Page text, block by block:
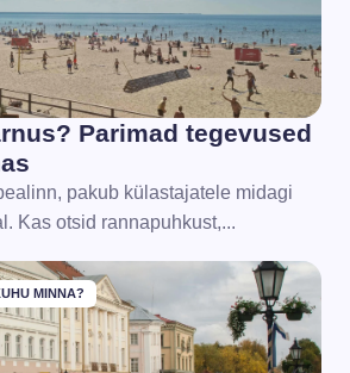
Parimad tegevused
pakub külastajatele midagi
Kas otsid rannapuhkust,...
MINNA?